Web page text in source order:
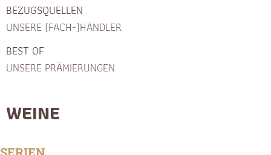
BEZUGSQUELLEN
UNSERE (FACH-)HÄNDLER
BEST OF
UNSERE PRÄMIERUNGEN
WEINE